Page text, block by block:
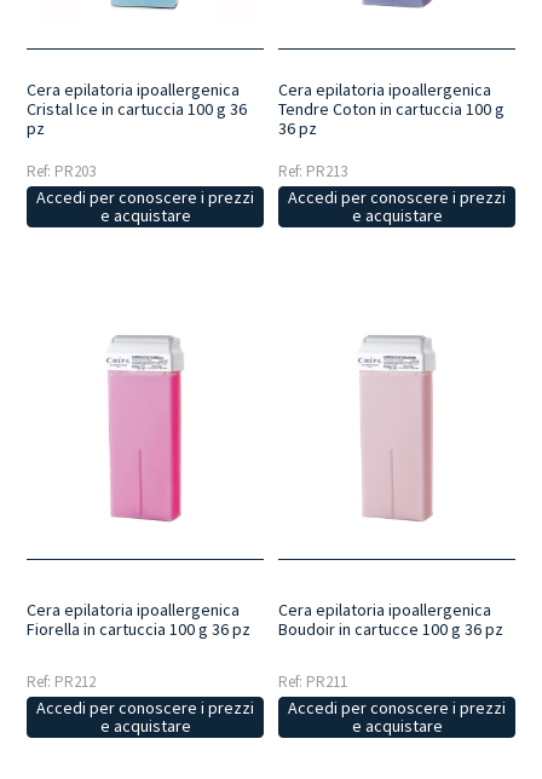
Cera epilatoria ipoallergenica
Cristal Ice in cartuccia 100 g 36
pz
Ref: PR203
Accedi per conoscere i prezzi
e acquistare
Cera epilatoria ipoallergenica
Tendre Coton in cartuccia 100 g
36 pz
Ref: PR213
Accedi per conoscere i prezzi
e acquistare
Cera epilatoria ipoallergenica
Fiorella in cartuccia 100 g 36 pz
Ref: PR212
Accedi per conoscere i prezzi
e acquistare
Cera epilatoria ipoallergenica
Boudoir in cartucce 100 g 36 pz
Ref: PR211
Accedi per conoscere i prezzi
e acquistare